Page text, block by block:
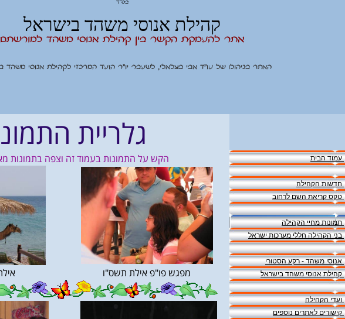
בס"ד
קהילת אנוסי משהד בישראל
אתר להעמקת הקשר בין קהילת אנוסי משהד למורשתם
האתר בניהולו של עו"ד אבי בצלאלי, לשעבר יו"ר הועד המרכזי לקהילת אנוסי משהד
עמוד הבית
חדשות הקהילה
טקס קריאת השם לרחוב
תמונות מחיי הקהילה
בני הקהילה חללי מערכות ישראל
אנוסי משהד - רקע הסטורי
קהילת אנוסי משהד בישראל
ועדי הקהילה
קישורים לאתרים נוספים
גלריית
הקש על התמונות בעמוד זה וצפה בתמונות
מפגש פו"פ אילת תשס"ו